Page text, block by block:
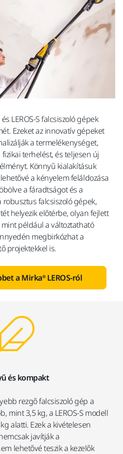
LEROS-S falcsiszoló gépek
Ezeket az innovatív gépeket
a termelékenységet,
terhelést, és teljesen új
Könnyű kialakításuk
a kényelem feláldozása
a fáradtságot és a
robusztus falcsiszoló gépek,
helyezik előtérbe, olyan fejlett
például a változtatható
megbirkózhat a
projektekkel is.
a Mirka® LEROS-ról
és kompakt
rezgő falcsiszoló gép a
mint 3,5 kg, a LEROS-S modell
alatti. Ezek a kivételesen
javítják a
lehetővé teszik a kezelők